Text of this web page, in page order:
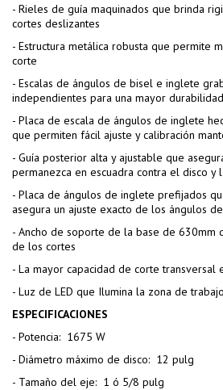
- Rieles de guía maquinados que brinda
cortes deslizantes
- Estructura metálica robusta que permite
corte
- Escalas de ángulos de bisel e inglete
independientes para una mayor
- Placa de escala de ángulos de inglete
que permiten fácil ajuste y calibración
- Guía posterior alta y ajustable que
permanezca en escuadra contra el disco y
- Placa de ángulos de inglete prefijados
asegura un ajuste exacto de los ángulos
- Ancho de soporte de la base de 630mm
de los cortes
- La mayor capacidad de corte transversal
- Luz de LED que Ilumina la zona de trabajo
ESPECIFICACIONES
- Potencia: 1675 W
- Diámetro máximo de disco: 12 pulg
- Tamaño del eje: 1 ó 5/8 pulg